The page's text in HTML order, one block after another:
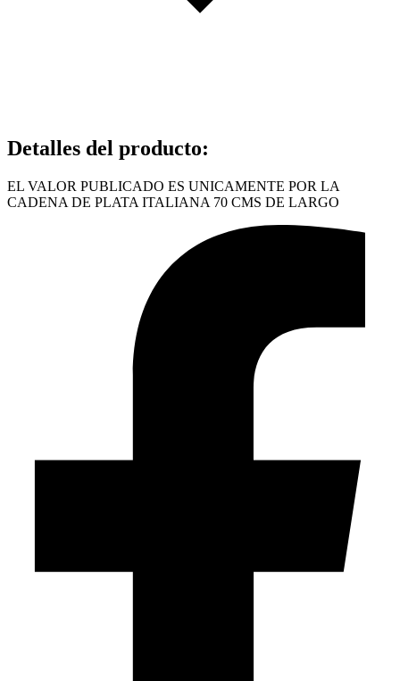
Detalles del producto:
EL VALOR PUBLICADO ES UNICAMENTE POR LA
CADENA DE PLATA ITALIANA 70 CMS DE LARGO